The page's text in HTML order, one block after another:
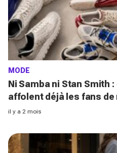
MODE
Ni Samba ni Stan Smith
affolent déjà les fans de
il y a 2 mois